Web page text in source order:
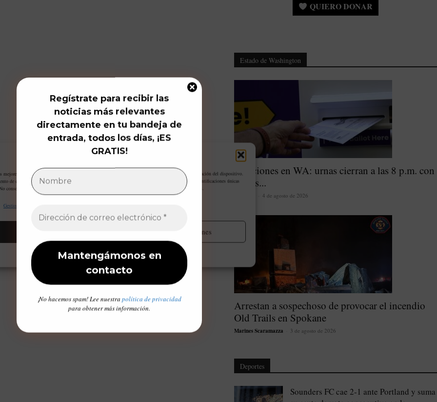
Gestiona tu privacidad
mejores experiencias, utilizamos tecnologías como las cookies para almacenar y/o acceder a la información del dispositivo.
de estas tecnologías nos permitirá procesar datos como el comportamiento de navegación o las identificaciones únicas
consentir o retirar el consentimiento, puede afectar negativamente a ciertas características y funciones.
Gestionar proveedores
Administrar opciones
Opt-out preferences Declaración de privacidad Aviso Legal / Imprint
QUIERO DONAR
Estado de Washington
Elecciones en WA: urnas cierran a las 8 p.m. con
varios...
4 de agosto de 2026
Arrestan a sospechoso de provocar el incendio
Old Trails en Spokane
Marines Scaramazza 3 de agosto de 2026
Deportes
Sounders FC cae 2-1 ante Portland y suma
Regístrate para recibir las
noticias más relevantes
directamente en tu bandeja de
entrada, todos los días, ¡ES
GRATIS!
¡No hacemos spam! Lee nuestra política de privacidad
para obtener más información.